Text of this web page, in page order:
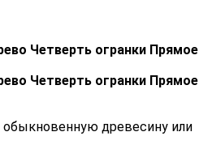
Четверть огранки Прямое
Четверть огранки Прямое
обыкновенную древесину или